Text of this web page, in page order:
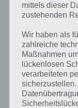
Brunnen ist die
Bilder 1 Wort, doch
Fantasie? Zu
immer eine kurze
Zu Brunnen haben
mittels dieser
zustehenden
Wir haben als
zahlreiche
Maßnahmen
lückenlosen
verarbeiteten